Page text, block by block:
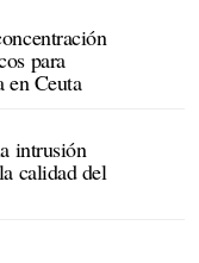
para
en Ceuta
intrusión
calidad del